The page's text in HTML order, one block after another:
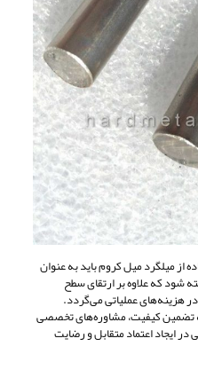
از میلگرد میل کروم باید به عنوان
شود که علاوه بر ارتقای سطح
هزینه‌های عملیاتی می‌گردد.
تضمین کیفیت، مشاوره‌های تخصصی
ایجاد اعتماد متقابل و رضایت